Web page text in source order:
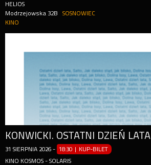
HELIOS
Modrzejowska 32B
SOSNOWIEC
KINO
KONWICKI. OSTATNI DZIEŃ LATA
31 SIERPNIA 2026 - 18:30 | KUP-BILET
KINO KOSMOS - SOLARIS